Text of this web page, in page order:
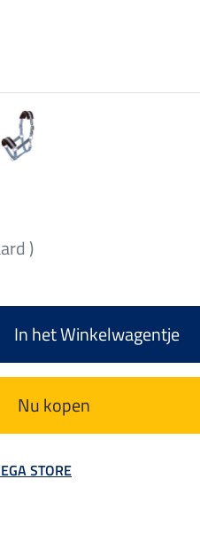
)
In het Winkelwagentje
Nu kopen
STORE